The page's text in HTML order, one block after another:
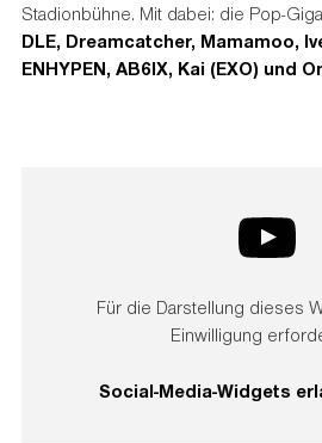
Stadionbühne. Mit dabei: die Pop-
DLE, Dreamcatcher, Mamamoo,
ENHYPEN, AB6IX, Kai (EXO) und
Für die Darstellung dieses
Einwilligung
Social-Media-Widgets